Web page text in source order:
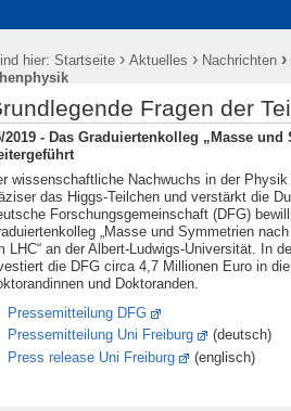
hier: Startseite › Aktuelles › Nachrichten ›
Fragen der
2019 - Das Graduiertenkolleg „Masse
wissenschaftliche Nachwuchs in der
das Higgs-Teilchen und verstärkt die
Forschungsgemeinschaft (DFG)
„Masse und Symmetrien
LHC“ an der Albert-Ludwigs-Universität. In
die DFG circa 4,7 Millionen Euro in
und Doktoranden.
Pressemitteilung DFG
Pressemitteilung Uni Freiburg
(deutsch)
Press release Uni Freiburg
(englisch)